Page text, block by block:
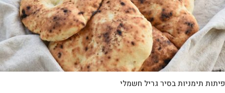
תימניות בסיר גריל חשמלי